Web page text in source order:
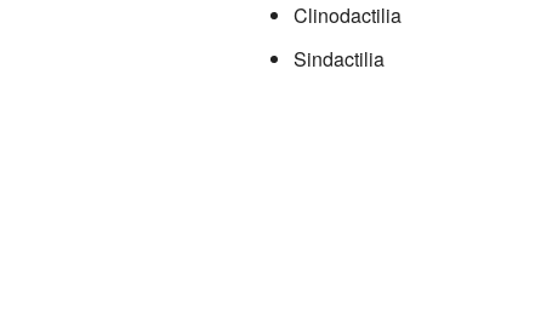
Clinodactilia
Sindactilia